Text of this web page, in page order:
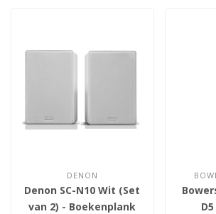
DENON
Denon SC-N10 Wit (Set
van 2) - Boekenplank